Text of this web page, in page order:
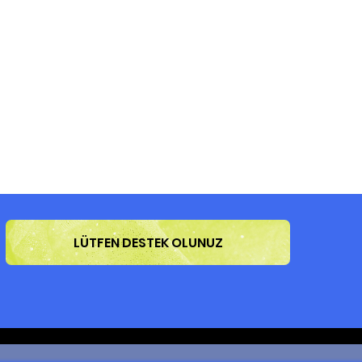
LÜTFEN DESTEK OLUNUZ